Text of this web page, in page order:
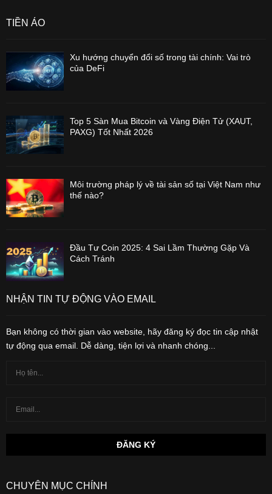
TIỀN ẢO
Xu hướng chuyển đổi số trong tài chính: Vai trò
của DeFi
Top 5 Sàn Mua Bitcoin và Vàng Điện Tử (XAUT,
PAXG) Tốt Nhất 2026
Môi trường pháp lý về tài sản số tại Việt Nam như
thế nào?
Đầu Tư Coin 2025: 4 Sai Lầm Thường Gặp Và
Cách Tránh
NHẬN TIN TỰ ĐỘNG VÀO EMAIL
Bạn không có thời gian vào website, hãy đăng ký đọc tin cập nhật
tự động qua email. Dễ dàng, tiện lợi và nhanh chóng...
CHUYÊN MỤC CHÍNH